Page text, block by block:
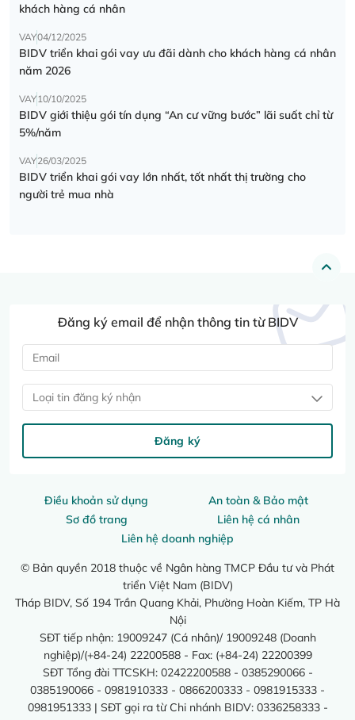
khách hàng cá nhân
VAY04/12/2025
BIDV triển khai gói vay ưu đãi dành cho khách hàng cá nhân
năm 2026
VAY10/10/2025
BIDV giới thiệu gói tín dụng “An cư vững bước” lãi suất chỉ từ
5%/năm
VAY26/03/2025
BIDV triển khai gói vay lớn nhất, tốt nhất thị trường cho
người trẻ mua nhà
Điều khoản sử dụng
An toàn & Bảo mật
Sơ đồ trang
Liên hệ cá nhân
Liên hệ doanh nghiệp
© Bản quyền 2018 thuộc về Ngân hàng TMCP Đầu tư và Phát
triển Việt Nam (BIDV)
Tháp BIDV, Số 194 Trần Quang Khải, Phường Hoàn Kiếm, TP Hà
Nội
SĐT tiếp nhận: 19009247 (Cá nhân)/ 19009248 (Doanh
nghiệp)/(+84-24) 22200588 - Fax: (+84-24) 22200399
SĐT Tổng đài TTCSKH: 02422200588 - 0385290066 -
0385190066 - 0981910333 - 0866200333 - 0981915333 -
0981951333 | SĐT gọi ra từ Chi nhánh BIDV: 0336258333 -
Đăng ký email để nhận thông tin từ BIDV
Loại tin đăng ký nhận
Đăng ký